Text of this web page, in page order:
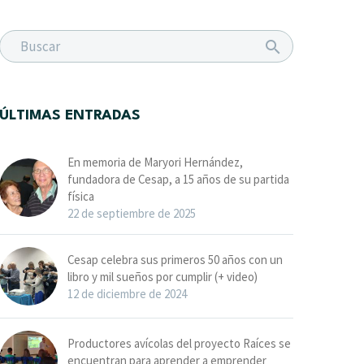
ÚLTIMAS ENTRADAS
En memoria de Maryori Hernández,
fundadora de Cesap, a 15 años de su partida
física
22 de septiembre de 2025
Cesap celebra sus primeros 50 años con un
libro y mil sueños por cumplir (+ video)
12 de diciembre de 2024
Productores avícolas del proyecto Raíces se
encuentran para aprender a emprender